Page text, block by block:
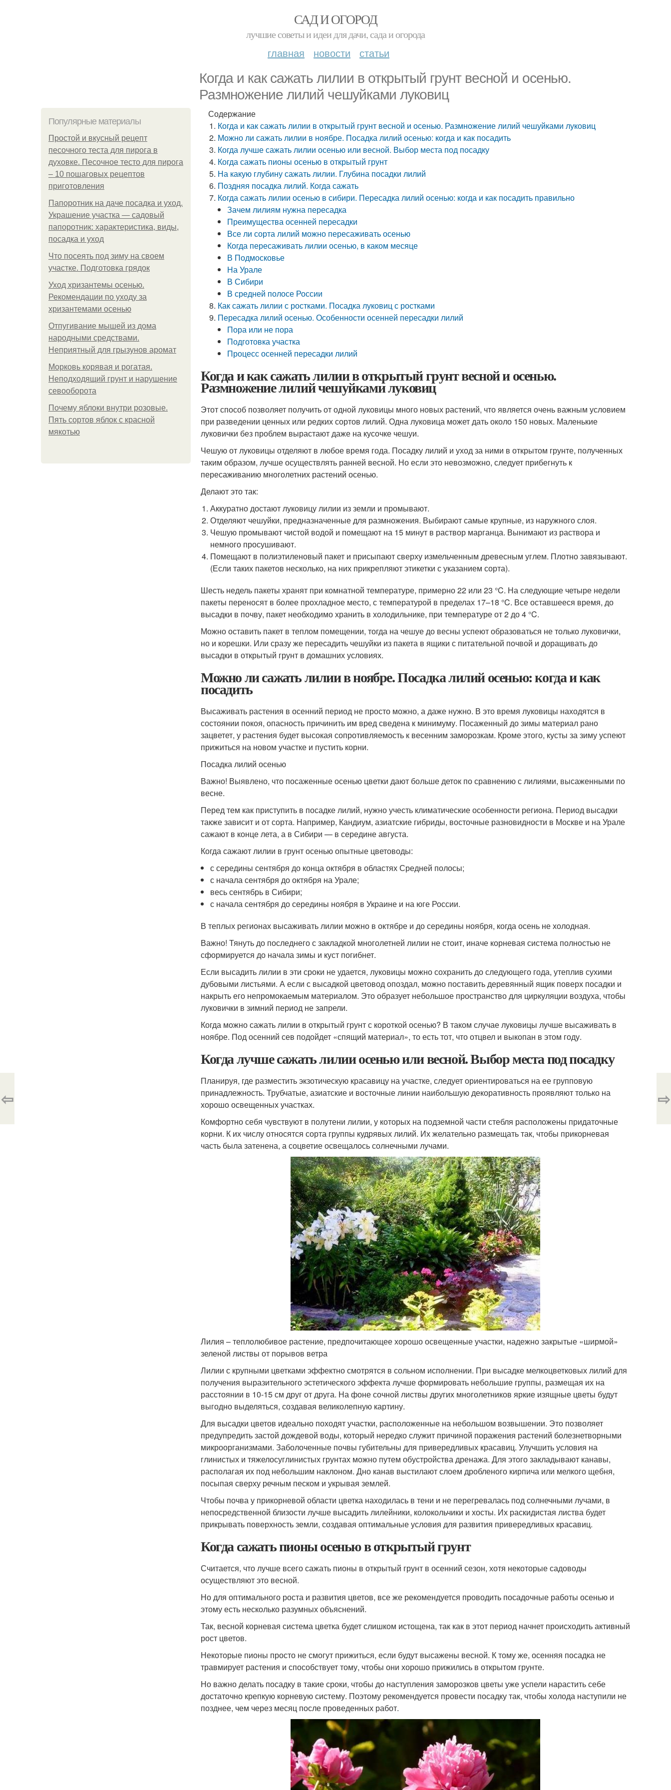
САД И ОГОРОД
лучшие советы и идеи для дачи, сада и огорода
главная новости статьи
Когда и как сажать лилии в открытый грунт весной и осенью.
Размножение лилий чешуйками луковиц
Популярные материалы
Простой и вкусный рецепт
песочного теста для пирога в
духовке. Песочное тесто для пирога
– 10 пошаговых рецептов
приготовления
Папоротник на даче посадка и уход.
Украшение участка — садовый
папоротник: характеристика, виды,
посадка и уход
Что посеять под зиму на своем
участке. Подготовка грядок
Уход хризантемы осенью.
Рекомендации по уходу за
хризантемами осенью
Отпугивание мышей из дома
народными средствами.
Неприятный для грызунов аромат
Морковь корявая и рогатая.
Неподходящий грунт и нарушение
севооборота
Почему яблоки внутри розовые.
Пять сортов яблок с красной
мякотью
Содержание
Когда и как сажать лилии в открытый грунт весной и осенью. Размножение лилий чешуйками луковиц
Можно ли сажать лилии в ноябре. Посадка лилий осенью: когда и как посадить
Когда лучше сажать лилии осенью или весной. Выбор места под посадку
Когда сажать пионы осенью в открытый грунт
На какую глубину сажать лилии. Глубина посадки лилий
Поздняя посадка лилий. Когда сажать
Когда сажать лилии осенью в сибири. Пересадка лилий осенью: когда и как посадить правильно
Зачем лилиям нужна пересадка
Преимущества осенней пересадки
Все ли сорта лилий можно пересаживать осенью
Когда пересаживать лилии осенью, в каком месяце
В Подмосковье
На Урале
В Сибири
В средней полосе России
Как сажать лилии с ростками. Посадка луковиц с ростками
Пересадка лилий осенью. Особенности осенней пересадки лилий
Пора или не пора
Подготовка участка
Процесс осенней пересадки лилий
Когда и как сажать лилии в открытый грунт весной и осенью.
Размножение лилий чешуйками луковиц
Этот способ позволяет получить от одной луковицы много новых растений, что является очень важным условием
при разведении ценных или редких сортов лилий. Одна луковица может дать около 150 новых. Маленькие
луковички без проблем вырастают даже на кусочке чешуи.
Чешую от луковицы отделяют в любое время года. Посадку лилий и уход за ними в открытом грунте, полученных
таким образом, лучше осуществлять ранней весной. Но если это невозможно, следует прибегнуть к
пересаживанию многолетних растений осенью.
Делают это так:
Аккуратно достают луковицу лилии из земли и промывают.
Отделяют чешуйки, предназначенные для размножения. Выбирают самые крупные, из наружного слоя.
Чешую промывают чистой водой и помещают на 15 минут в раствор марганца. Вынимают из раствора и
немного просушивают.
Помещают в полиэтиленовый пакет и присыпают сверху измельченным древесным углем. Плотно завязывают.
(Если таких пакетов несколько, на них прикрепляют этикетки с указанием сорта).
Шесть недель пакеты хранят при комнатной температуре, примерно 22 или 23 °C. На следующие четыре недели
пакеты переносят в более прохладное место, с температурой в пределах 17–18 °C. Все оставшееся время, до
высадки в почву, пакет необходимо хранить в холодильнике, при температуре от 2 до 4 °C.
Можно оставить пакет в теплом помещении, тогда на чешуе до весны успеют образоваться не только луковички,
но и корешки. Или сразу же пересадить чешуйки из пакета в ящики с питательной почвой и доращивать до
высадки в открытый грунт в домашних условиях.
Можно ли сажать лилии в ноябре. Посадка лилий осенью: когда и как
посадить
Высаживать растения в осенний период не просто можно, а даже нужно. В это время луковицы находятся в
состоянии покоя, опасность причинить им вред сведена к минимуму. Посаженный до зимы материал рано
зацветет, у растения будет высокая сопротивляемость к весенним заморозкам. Кроме этого, кусты за зиму успеют
прижиться на новом участке и пустить корни.
Посадка лилий осенью
Важно! Выявлено, что посаженные осенью цветки дают больше деток по сравнению с лилиями, высаженными по
весне.
Перед тем как приступить в посадке лилий, нужно учесть климатические особенности региона. Период высадки
также зависит и от сорта. Например, Кандиум, азиатские гибриды, восточные разновидности в Москве и на Урале
сажают в конце лета, а в Сибири — в середине августа.
Когда сажают лилии в грунт осенью опытные цветоводы:
с середины сентября до конца октября в областях Средней полосы;
с начала сентября до октября на Урале;
весь сентябрь в Сибири;
с начала сентября до середины ноября в Украине и на юге России.
В теплых регионах высаживать лилии можно в октябре и до середины ноября, когда осень не холодная.
Важно! Тянуть до последнего с закладкой многолетней лилии не стоит, иначе корневая система полностью не
сформируется до начала зимы и куст погибнет.
Если высадить лилии в эти сроки не удается, луковицы можно сохранить до следующего года, утеплив сухими
дубовыми листьями. А если с высадкой цветовод опоздал, можно поставить деревянный ящик поверх посадки и
накрыть его непромокаемым материалом. Это образует небольшое пространство для циркуляции воздуха, чтобы
луковички в зимний период не запрели.
Когда можно сажать лилии в открытый грунт с короткой осенью? В таком случае луковицы лучше высаживать в
ноябре. Под осенний сев подойдет «спящий материал», то есть тот, что отцвел и выкопан в этом году.
Когда лучше сажать лилии осенью или весной. Выбор места под посадку
Планируя, где разместить экзотическую красавицу на участке, следует ориентироваться на ее групповую
принадлежность. Трубчатые, азиатские и восточные линии наибольшую декоративность проявляют только на
хорошо освещенных участках.
Комфортно себя чувствуют в полутени лилии, у которых на подземной части стебля расположены придаточные
корни. К их числу относятся сорта группы кудрявых лилий. Их желательно размещать так, чтобы прикорневая
часть была затенена, а соцветие освещалось солнечными лучами.
Лилия – теплолюбивое растение, предпочитающее хорошо освещенные участки, надежно закрытые «ширмой»
зеленой листвы от порывов ветра
Лилии с крупными цветками эффектно смотрятся в сольном исполнении. При высадке мелкоцветковых лилий для
получения выразительного эстетического эффекта лучше формировать небольшие группы, размещая их на
расстоянии в 10-15 см друг от друга. На фоне сочной листвы других многолетников яркие изящные цветы будут
выгодно выделяться, создавая великолепную картину.
Для высадки цветов идеально походят участки, расположенные на небольшом возвышении. Это позволяет
предупредить застой дождевой воды, который нередко служит причиной поражения растений болезнетворными
микроорганизмами. Заболоченные почвы губительны для привередливых красавиц. Улучшить условия на
глинистых и тяжелосуглинистых грунтах можно путем обустройства дренажа. Для этого закладывают канавы,
располагая их под небольшим наклоном. Дно канав выстилают слоем дробленого кирпича или мелкого щебня,
посыпая сверху речным песком и укрывая землей.
Чтобы почва у прикорневой области цветка находилась в тени и не перегревалась под солнечными лучами, в
непосредственной близости лучше высадить лилейники, колокольчики и хосты. Их раскидистая листва будет
прикрывать поверхность земли, создавая оптимальные условия для развития привередливых красавиц.
Когда сажать пионы осенью в открытый грунт
Считается, что лучше всего сажать пионы в открытый грунт в осенний сезон, хотя некоторые садоводы
осуществляют это весной.
Но для оптимального роста и развития цветов, все же рекомендуется проводить посадочные работы осенью и
этому есть несколько разумных объяснений.
Так, весной корневая система цветка будет слишком истощена, так как в этот период начнет происходить активный
рост цветов.
Некоторые пионы просто не смогут прижиться, если будут высажены весной. К тому же, осенняя посадка не
травмирует растения и способствует тому, чтобы они хорошо прижились в открытом грунте.
Но важно делать посадку в такие сроки, чтобы до наступления заморозков цветы уже успели нарастить себе
достаточно крепкую корневую систему. Поэтому рекомендуется провести посадку так, чтобы холода наступили не
позднее, чем через месяц после проведенных работ.
⇦ ⇨